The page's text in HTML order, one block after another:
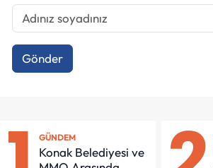
Gönder
GÜNDEM
Konak Belediyesi ve